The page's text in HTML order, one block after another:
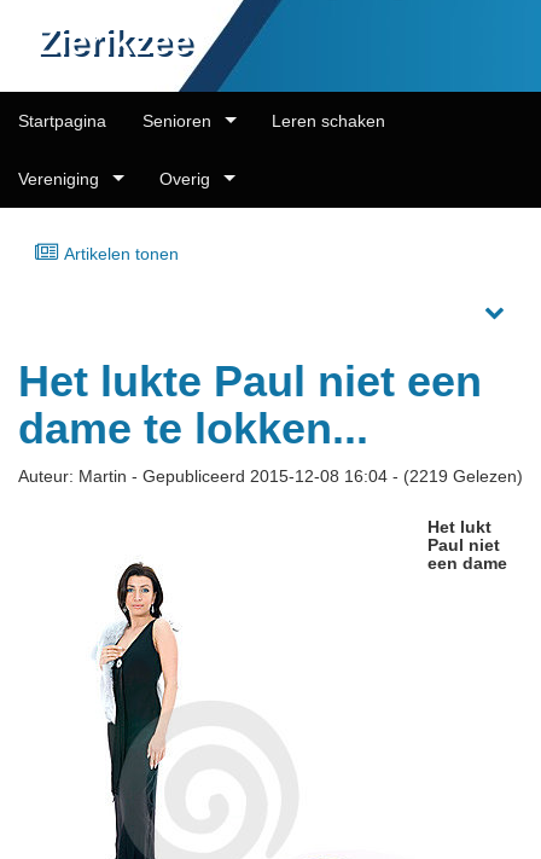
Zierikzee
Startpagina Senioren Leren schaken
Vereniging Overig
Artikelen tonen
Het lukte Paul niet een
dame te lokken...
Auteur: Martin - Gepubliceerd 2015-12-08 16:04 - (2219 Gelezen)
Het lukt
Paul niet
een dame